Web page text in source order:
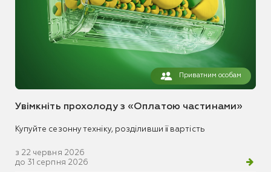
Приватним особам
Увімкніть прохолоду з «Оплатою частинами»
Купуйте сезонну техніку, розділивши її вартість
з 22 червня 2026
до 31 серпня 2026